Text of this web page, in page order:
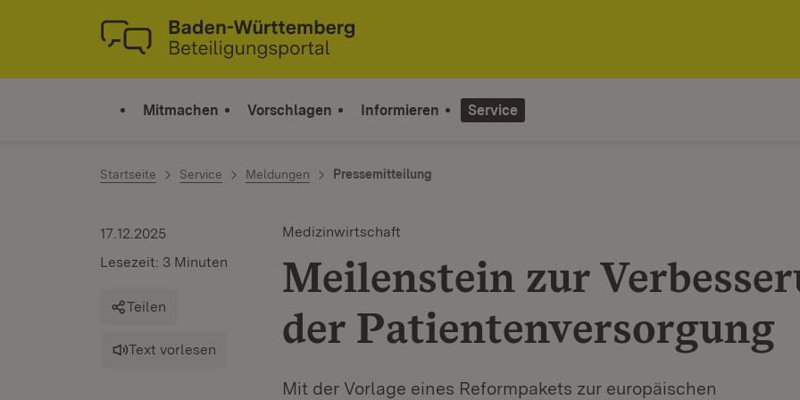
Zum Inhalt springen
Link zur Startseite
Mitmachen Vorschlagen Informieren Service
Startseite Service Meldungen Pressemitteilung
Medizinwirtschaft
Meilenstein zur
der Patientenversorgung
Mit der Vorlage eines Reformpakets zur europäischen
17.12.2025
Lesezeit: 3 Minuten
Teilen
Text vorlesen